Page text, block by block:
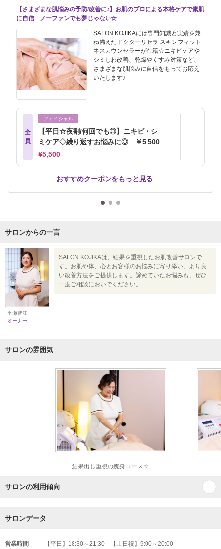
【さまざまな肌悩みの予防/改善に♪】お肌のプロによる本格ケアで素肌
に自信！ノーファンでも夢じゃない☆
SALON KOJIKAには専門知識と実績を兼
ね備えたドクターリセラ スキンフィット
ネスカウンセラーが在籍☆ニキビケアや
シミしわ改善、乾燥やくすみ対策など、
さまざまな肌悩みに自信をもってお応え
いたします♪
全
員
フェイシャル
【平日☆夜割/何回でも◎】ニキビ・シ
ミケア◇繰り返すお悩みに◎ ￥5,500
¥5,500
おすすめクーポンをもっと見る
サロンからの一言
平瀬智江
オーナー
SALON KOJIKAは、結果を重視したお肌改善サロンで
す。お肌や体、心とお客様のお悩みに寄り添い、より良
い改善方法をご提供します。諦めていたお悩みも、ぜひ
一度ご相談においでください。
サロンの雰囲気
結果出し重視の痩身コース☆
サロンの利用傾向
サロンデータ
営業時間 【平日】18:30～21:30 【土日祝】9:00～20:00